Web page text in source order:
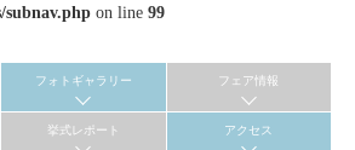
subnav.php on line 99
フォトギャラリー フェア情報
挙式レポート アクセス